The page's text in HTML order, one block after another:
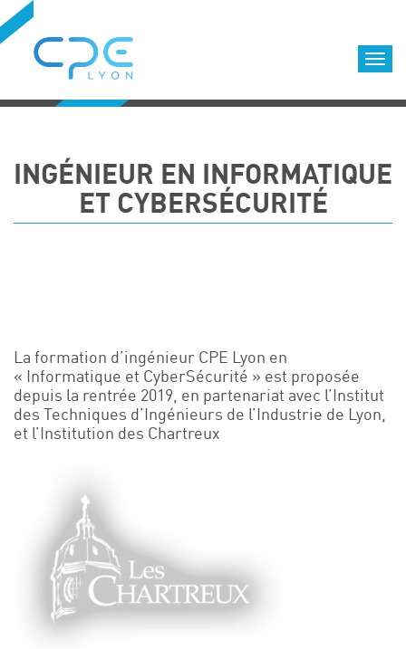
Formations diplômantes
Infos pratiques
Accès
Nos clients
Événements
FRENCH-CHINESE CONFERENCE ON GREEN
CHEMISTRY
Contacts
INGÉNIEUR EN INFORMATIQUE
ET CYBERSÉCURITÉ
La formation d’ingénieur CPE Lyon en
« Informatique et CyberSécurité » est proposée
depuis la rentrée 2019, en partenariat avec l’Institut
des Techniques d’Ingénieurs de l’Industrie de Lyon,
et l’Institution des Chartreux
Cookies management panel